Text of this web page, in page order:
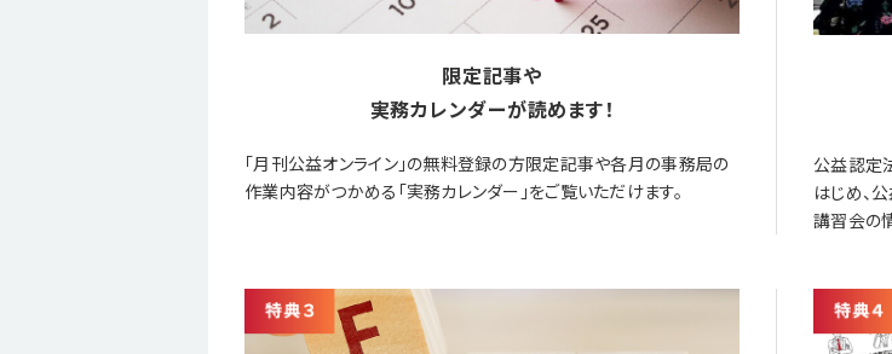
限定記事や
実務カレンダーが読めます！
「月刊公益オンライン」の無料登録の方限定記事や各月の事務局の
作業内容がつかめる「実務カレンダー」をご覧いただけます。
公益認定
はじめ、
講習会の